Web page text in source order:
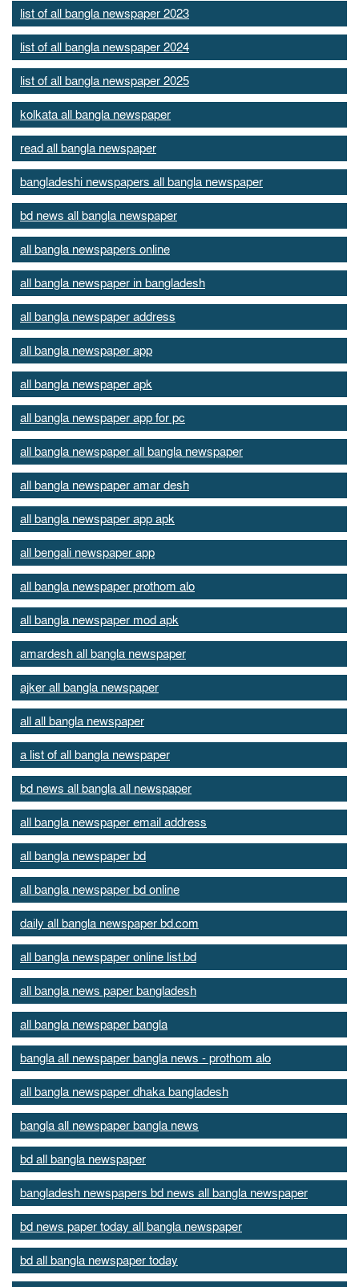
list of all bangla newspaper 2023
list of all bangla newspaper 2024
list of all bangla newspaper 2025
kolkata all bangla newspaper
read all bangla newspaper
bangladeshi newspapers all bangla newspaper
bd news all bangla newspaper
all bangla newspapers online
all bangla newspaper in bangladesh
all bangla newspaper address
all bangla newspaper app
all bangla newspaper apk
all bangla newspaper app for pc
all bangla newspaper all bangla newspaper
all bangla newspaper amar desh
all bangla newspaper app apk
all bengali newspaper app
all bangla newspaper prothom alo
all bangla newspaper mod apk
amardesh all bangla newspaper
ajker all bangla newspaper
all all bangla newspaper
a list of all bangla newspaper
bd news all bangla all newspaper
all bangla newspaper email address
all bangla newspaper bd
all bangla newspaper bd online
daily all bangla newspaper bd.com
all bangla newspaper online list.bd
all bangla news paper bangladesh
all bangla newspaper bangla
bangla all newspaper bangla news - prothom alo
all bangla newspaper dhaka bangladesh
bangla all newspaper bangla news
bd all bangla newspaper
bangladesh newspapers bd news all bangla newspaper
bd news paper today all bangla newspaper
bd all bangla newspaper today